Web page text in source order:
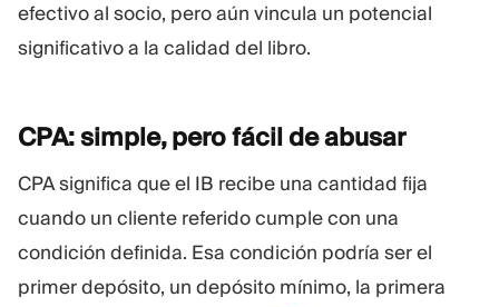
efectivo al socio, pero aún vincula un potencial
significativo a la calidad del libro.
CPA: simple, pero fácil deabusar
CPA significa que el IB recibe una cantidad fija
cuando un cliente referido cumple con una
condición definida. Esa condición podría ser el
primer depósito, un depósito mínimo, la primera